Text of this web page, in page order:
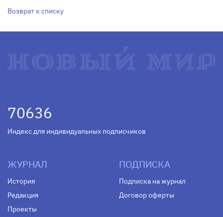
Возврат к списку
70636
Индекс для индивидуальных подписчиков
ЖУРНАЛ
История
Редакция
Проекты
ПОДПИСКА
Подписка на журнал
Договор оферты